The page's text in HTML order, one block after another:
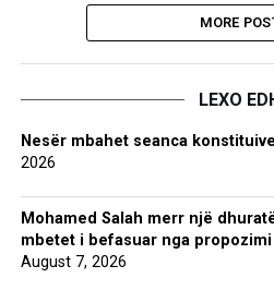
MORE
LEXO
Nesër mbahet seanca
2026
Mohamed Salah merr një
mbetet i befasuar nga
August 7, 2026